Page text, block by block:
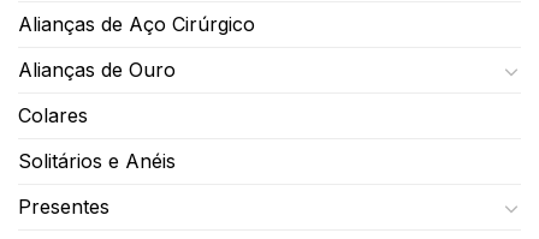
Alianças de Aço Cirúrgico
Alianças de Ouro
Colares
Solitários e Anéis
Presentes